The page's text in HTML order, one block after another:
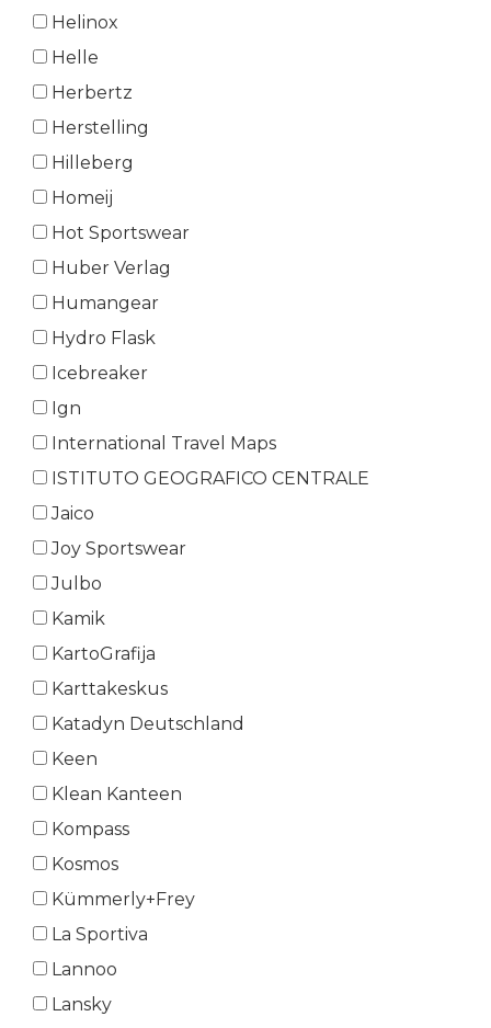
Helinox
Helle
Herbertz
Herstelling
Hilleberg
Homeij
Hot Sportswear
Huber Verlag
Humangear
Hydro Flask
Icebreaker
Ign
International Travel Maps
ISTITUTO GEOGRAFICO CENTRALE
Jaico
Joy Sportswear
Julbo
Kamik
KartoGrafija
Karttakeskus
Katadyn Deutschland
Keen
Klean Kanteen
Kompass
Kosmos
Kümmerly+Frey
La Sportiva
Lannoo
Lansky